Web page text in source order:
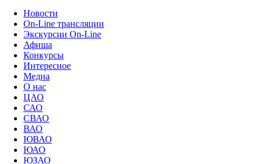
Новости
On-Line трансляции
Экскурсии On-Line
Афиша
Конкурсы
Интересное
Медиа
О нас
ЦАО
САО
СВАО
ВАО
ЮВАО
ЮАО
ЮЗАО